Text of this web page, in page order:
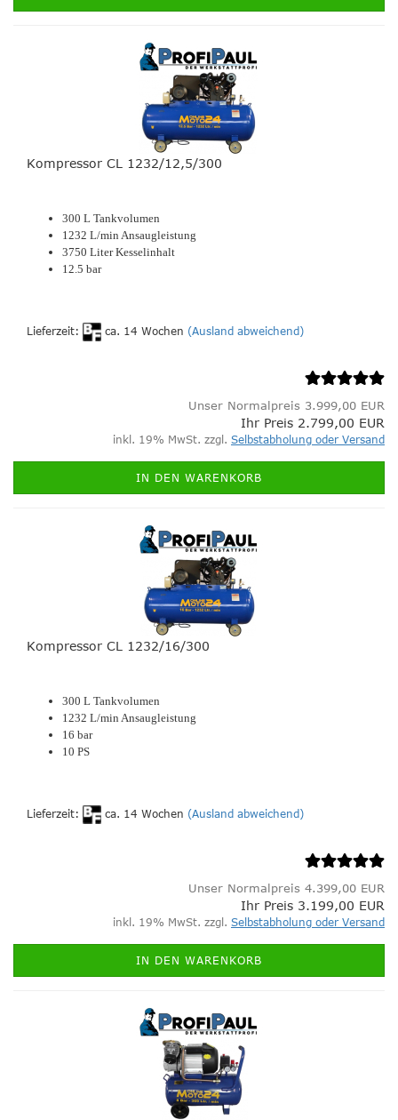
Kompressor CL 1232/12,5/300
300 L Tankvolumen
1232 L/min Ansaugleistung
3750 Liter Kesselinhalt
12.5 bar
Lieferzeit: ca. 14 Wochen (Ausland abweichend)
Unser Normalpreis 3.999,00 EUR
Ihr Preis 2.799,00 EUR
inkl. 19% MwSt. zzgl. Selbstabholung oder Versand
IN DEN WARENKORB
Kompressor CL 1232/16/300
300 L Tankvolumen
1232 L/min Ansaugleistung
16 bar
10 PS
Lieferzeit: ca. 14 Wochen (Ausland abweichend)
Unser Normalpreis 4.399,00 EUR
Ihr Preis 3.199,00 EUR
inkl. 19% MwSt. zzgl. Selbstabholung oder Versand
IN DEN WARENKORB